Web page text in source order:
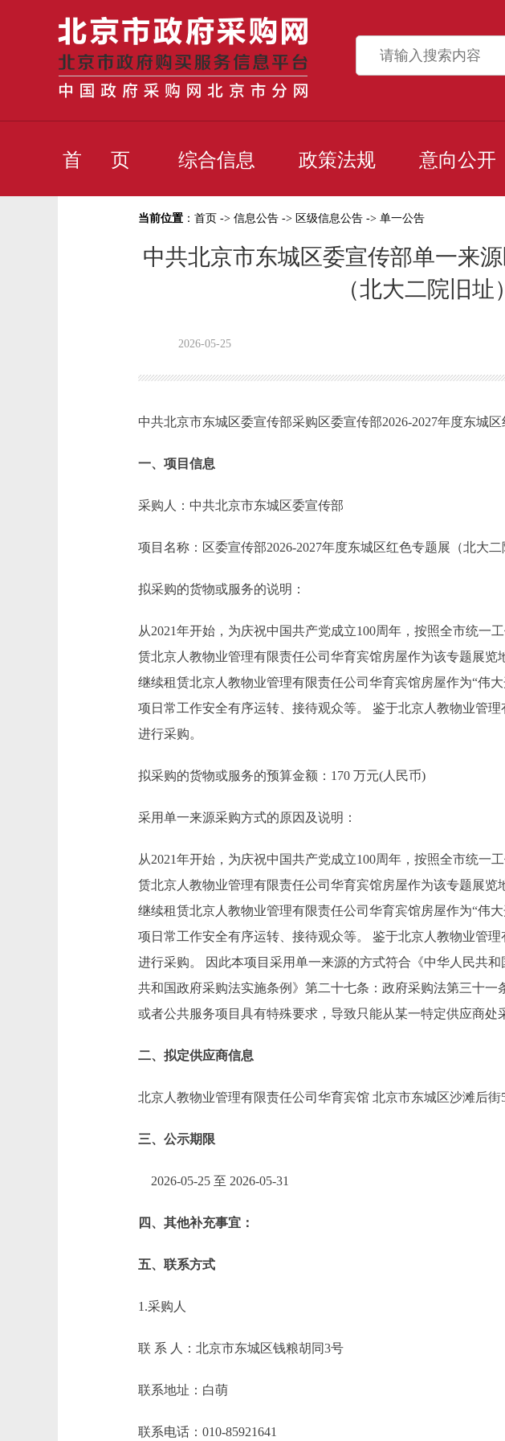
首 页 综合信息 政策法规 意向公开
当前位置 ： 首页 -> 信息公告 -> 区级信息公告 -> 单一公告
中共北京市东城区委宣传部单一来
（北大二院旧
2026-05-25
中共北京市东城区委宣传部采购区委宣传部2026-2027年度东城
一、项目信息
采购人：中共北京市东城区委宣传部
项目名称：区委宣传部2026-2027年度东城区红色专题展（北大
拟采购的货物或服务的说明：
从2021年开始，为庆祝中国共产党成立100周年，按照全市统
赁北京人教物业管理有限责任公司华育宾馆房屋作为该专题展
继续租赁北京人教物业管理有限责任公司华育宾馆房屋作为“伟
项日常工作安全有序运转、接待观众等。 鉴于北京人教物业管
进行采购。
拟采购的货物或服务的预算金额：170 万元(人民币)
采用单一来源采购方式的原因及说明：
从2021年开始，为庆祝中国共产党成立100周年，按照全市统
赁北京人教物业管理有限责任公司华育宾馆房屋作为该专题展
继续租赁北京人教物业管理有限责任公司华育宾馆房屋作为“伟
项日常工作安全有序运转、接待观众等。 鉴于北京人教物业管
进行采购。 因此本项目采用单一来源的方式符合《中华人民共
共和国政府采购法实施条例》第二十七条：政府采购法第三十
或者公共服务项目具有特殊要求，导致只能从某一特定供应商处
二、拟定供应商信息
北京人教物业管理有限责任公司华育宾馆 北京市东城区沙滩后街
三、公示期限
2026-05-25 至 2026-05-31
四、其他补充事宜：
五、联系方式
1.采购人
联 系 人：北京市东城区钱粮胡同3号
联系地址：白萌
联系电话：010-85921641